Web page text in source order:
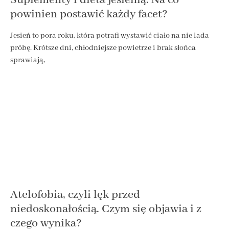
powinien postawić każdy facet?
Jesień to pora roku, która potrafi wystawić ciało na nie lada
próbę. Krótsze dni, chłodniejsze powietrze i brak słońca
sprawiają,
Atelofobia, czyli lęk przed
niedoskonałością. Czym się objawia i z
czego wynika?